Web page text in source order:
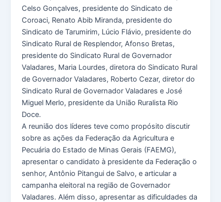
Celso Gonçalves, presidente do Sindicato de
Coroaci, Renato Abib Miranda, presidente do
Sindicato de Tarumirim, Lúcio Flávio, presidente do
Sindicato Rural de Resplendor, Afonso Bretas,
presidente do Sindicato Rural de Governador
Valadares, Maria Lourdes, diretora do Sindicato Rural
de Governador Valadares, Roberto Cezar, diretor do
Sindicato Rural de Governador Valadares e José
Miguel Merlo, presidente da União Ruralista Rio
Doce.
A reunião dos líderes teve como propósito discutir
sobre as ações da Federação da Agricultura e
Pecuária do Estado de Minas Gerais (FAEMG),
apresentar o candidato à presidente da Federação o
senhor, Antônio Pitangui de Salvo, e articular a
campanha eleitoral na região de Governador
Valadares. Além disso, apresentar as dificuldades da